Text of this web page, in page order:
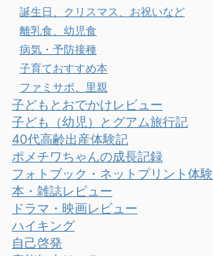
誕生日、クリスマス、お祝いなど
離乳食、幼児食
病気・予防接種
子育ておすすめ本
ファミサポ、里親
子どもとおでかけレビュー
子ども（幼児）とグアム旅行記
40代高齢出産体験記
ポメチワちゃんの成長記録
フォトブック・ネットプリント体験
本・雑誌レビュー
ドラマ・映画レビュー
ハイキング
自己啓発